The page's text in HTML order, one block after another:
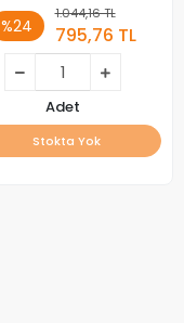
%24
1.044,16 TL
795,76 TL
Adet
Stokta Yok